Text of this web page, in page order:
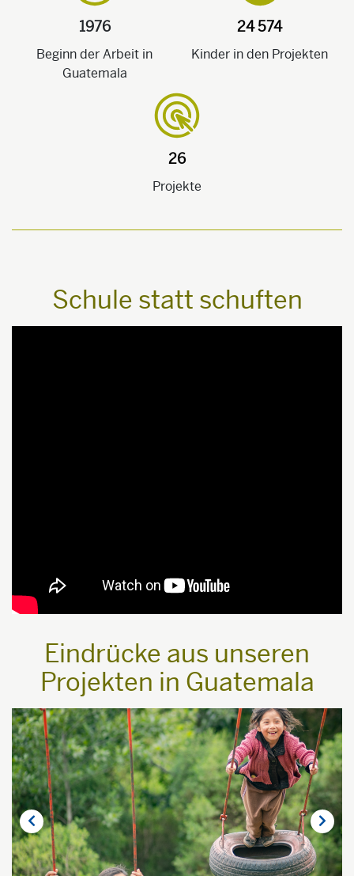
1976
Beginn der Arbeit in
Guatemala
24 574
Kinder in den Projekten
26
Projekte
Schule statt schuften
Eindrücke aus unseren
Projekten in Guatemala